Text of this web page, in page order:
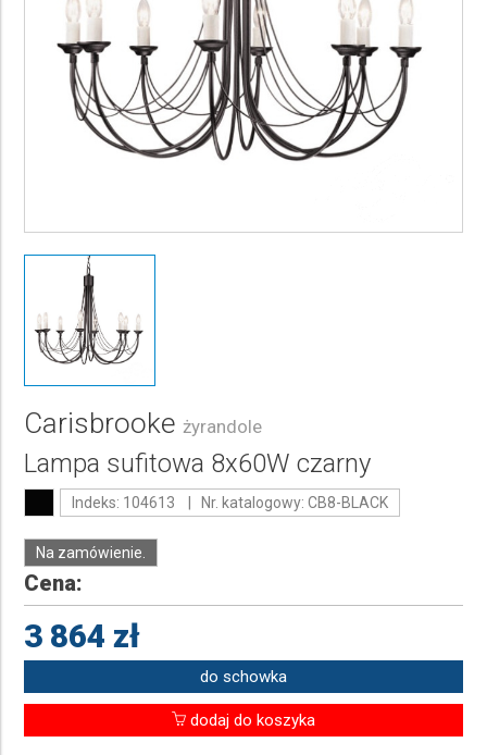
Carisbrooke żyrandole
Lampa sufitowa 8x60W czarny
Indeks: 104613 | Nr. katalogowy: CB8-BLACK
Na zamówienie.
Cena:
3 864 zł
do schowka
dodaj do koszyka